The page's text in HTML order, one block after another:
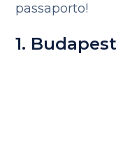
passaporto!
1.